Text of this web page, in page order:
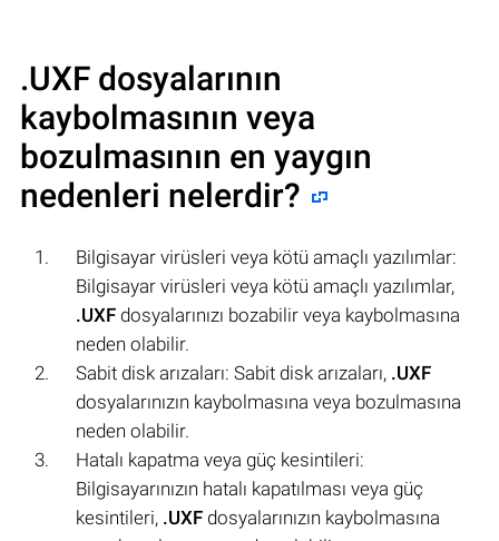
.UXF dosyalarının
kaybolmasının veya
bozulmasının en yaygın
nedenleri nelerdir?
Bilgisayar virüsleri veya kötü amaçlı yazılımlar:
Bilgisayar virüsleri veya kötü amaçlı yazılımlar,
.UXF dosyalarınızı bozabilir veya kaybolmasına
neden olabilir.
Sabit disk arızaları: Sabit disk arızaları, .UXF
dosyalarınızın kaybolmasına veya bozulmasına
neden olabilir.
Hatalı kapatma veya güç kesintileri:
Bilgisayarınızın hatalı kapatılması veya güç
kesintileri, .UXF dosyalarınızın kaybolmasına